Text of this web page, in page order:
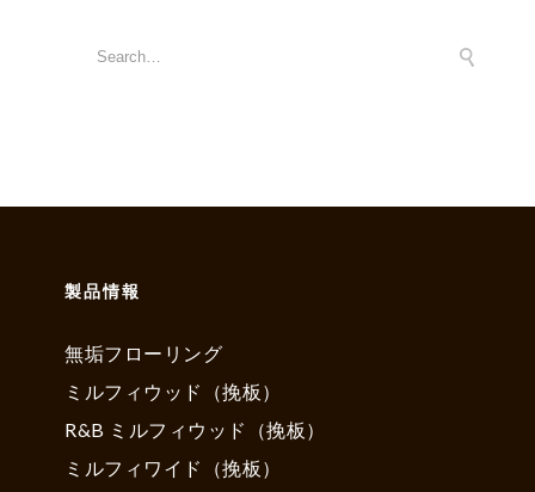
製品情報
無垢フローリング
ミルフィウッド（挽板）
R&B ミルフィウッド（挽板）
ミルフィワイド（挽板）